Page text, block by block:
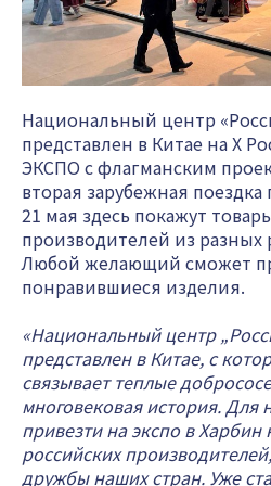
Национальный центр
представлен в Китае на X
ЭКСПО с флагманским
вторая зарубежная поездка
21 мая здесь покажут
производителей из разных
Любой желающий сможет
понравившиеся изделия.
«Национальный центр
представлен в Китае, с
связывает теплые
многовековая история. Для
привезти на экспо в Харбин
российских
дружбы наших стран. Уже